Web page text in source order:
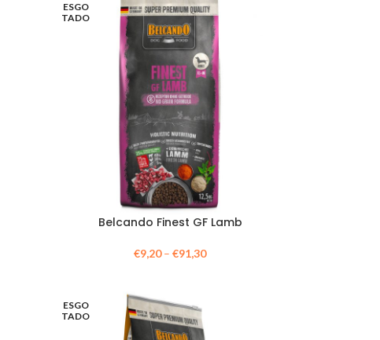
ESGO
TADO
Belcando Finest GF Lamb
€9,20–€91,30
ESGO
TADO